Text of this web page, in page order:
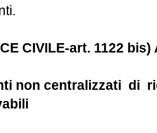
CIVILE-art. 1122 bis)
non centralizzati di